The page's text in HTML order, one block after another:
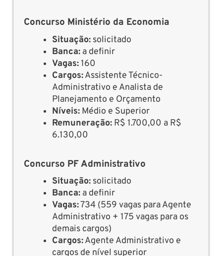
Concurso Ministério da Economia
Situação: solicitado
Banca: a definir
Vagas:160
Cargos:Assistente Técnico-
Administrativo e Analista de
Planejamento e Orçamento
Níveis: Médio e Superior
Remuneração: R$ 1.700,00 a R$
6.130,00
Concurso PF Administrativo
Situação: solicitado
Banca: a definir
Vagas:734 (559 vagas para Agente
Administrativo + 175 vagas para os
demais cargos)
Cargos:Agente Administrativo e
cargos de nível superior